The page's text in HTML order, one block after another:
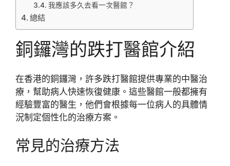
我應該多久去看一次醫館？
總結
銅鑼灣的跌打醫館介紹
在香港的銅鑼灣，許多跌打醫館提供專業的中醫治
療，幫助病人快速恢復健康。這些醫館一般都擁有
經驗豐富的醫生，他們會根據每一位病人的具體情
況制定個性化的治療方案。
常見的治療方法